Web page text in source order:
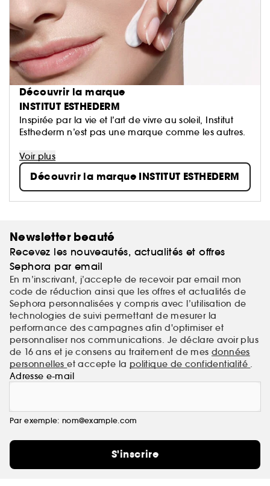
Découvrir la marque
INSTITUT ESTHEDERM
Inspirée par la vie et l’art de vivre au soleil, Institut
Esthederm n’est pas une marque comme les autres.
Pas de promesse tapageuse, pas de bruit, juste un
murmure, celui des femmes entre elles.
Toutes parlent d’un savoir-faire unique qui a changé
le destin de leur peau et a révélé leur beauté.
Voir plus
Découvrir la marque INSTITUT ESTHEDERM
Newsletter beauté
Recevez les nouveautés, actualités et offres
Sephora par email
En m’inscrivant, j’accepte de recevoir par email mon
code de réduction ainsi que les offres et actualités de
Sephora personnalisées y compris avec l’utilisation de
technologies de suivi permettant de mesurer la
performance des campagnes afin d'optimiser et
personnaliser nos communications. Je déclare avoir plus
de 16 ans et je consens au traitement de mes données
personnelleset accepte la politique de confidentialité
Adresse e-mail
Par exemple: nom@example.com
S'inscrire